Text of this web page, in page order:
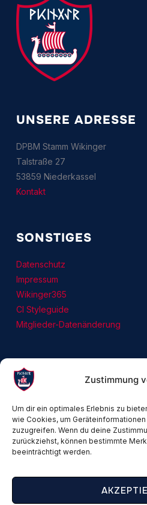
Zustimmung
Um dir ein optimales Erlebnis zu
wie Cookies, um
zuzugreifen. Wenn du deine
zurückziehst, können bestimmte
beeinträchtigt werden.
UNSERE ADRESSE
DPBM Stamm Wikinger
Talstraße 27
53859 Niederkassel
Kontakt
SONSTIGES
Datenschutz
Impressum
Wikinger365
CI Styleguide
Mitglieder-Datenänderung